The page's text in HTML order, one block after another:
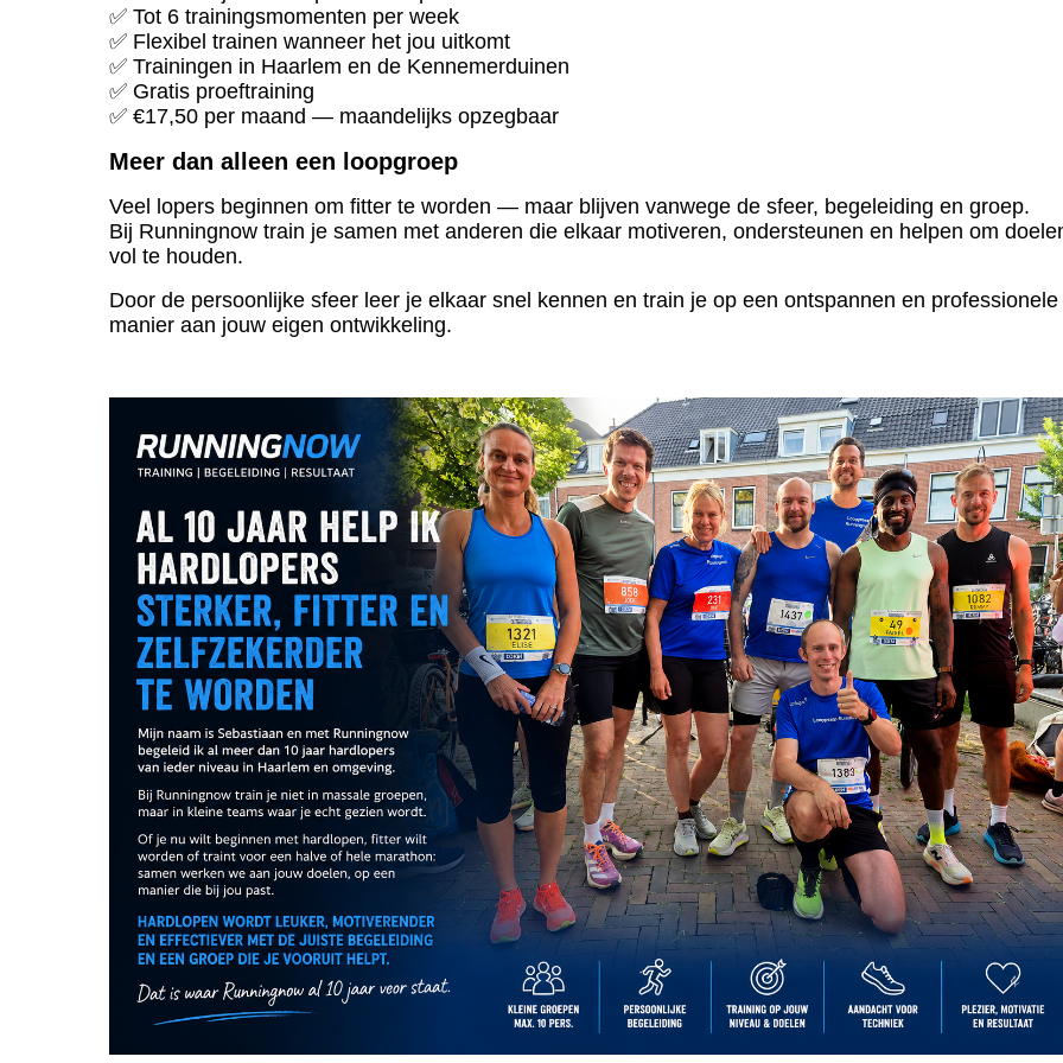
✅ Tot 6 trainingsmomenten per week
✅ Flexibel trainen wanneer het jou uitkomt
✅ Trainingen in Haarlem en de Kennemerduinen
✅ Gratis proeftraining
✅ €17,50 per maand — maandelijks opzegbaar
Meer dan alleen een loopgroep
Veel lopers beginnen om fitter te worden — maar blijven vanwege de sfeer, begeleiding en groep.
Bij Runningnow train je samen met anderen die elkaar motiveren, ondersteunen en helpen om
vol te houden.
Door de persoonlijke sfeer leer je elkaar snel kennen en train je op een ontspannen en professionele
manier aan jouw eigen ontwikkeling.